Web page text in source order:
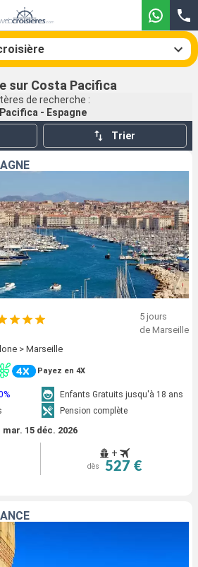
Compagnies
Rechercher
sur Costa Pacifica
de recherche :
- Espagne
Trier
5 jours
de Marseille
> Marseille
Payez en 4X
Enfants Gratuits jusqu'à 18 ans
Pension complète
mar. 15 déc. 2026
+
dès 527 €